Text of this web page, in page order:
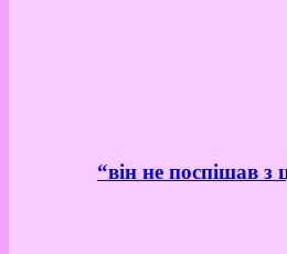
“він не поспішав